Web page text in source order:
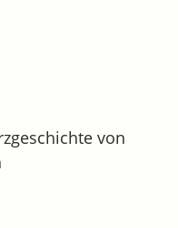
von